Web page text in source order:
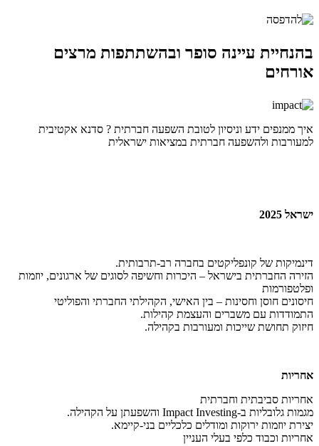
בהנחיית עיינה סופר ובהשתתפות מרצים
אורחים
איך ממנפים ידע וניסיון לטובת השפעה חברתית ? סדנא אקטיבית
למעורבות ולהשפעה חברתית במציאות ישראלית
ישראל 2025
דינמיקות של קונפליקטים בחברה רב-תרבותית.
הזירה החברתית בישראל – היכרות וחשיפה לסוגים של ארגונים, יוזמות
ופלטפורמות
חיסונים חוסן וחסינות – בין האישי, הקהילתי החברתי והפוליטי
התמודדות עם משברים והעצמת קהילות​.
חיזוק תחושת שייכות ומעורבות בקהילה.
אחריות
אחריות סביבתית וחברתית
מגמות גלובליות ב-Impact Investing והשפעתן על הקהילה​.
יצירת יוזמות ירוקות ומודלים כלכליים בני-קיימא.
אחריות וכבוד כלפי בעלי העניין